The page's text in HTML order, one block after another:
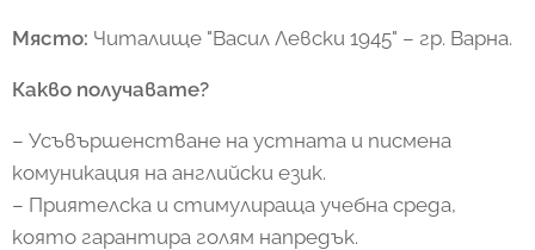
Място: Читалище "Васил Левски 1945" – гр. Варна.
Какво получавате?
– Усъвършенстване на устната и писмена
комуникация на английски език.
– Приятелска и стимулираща учебна среда,
която гарантира голям напредък.